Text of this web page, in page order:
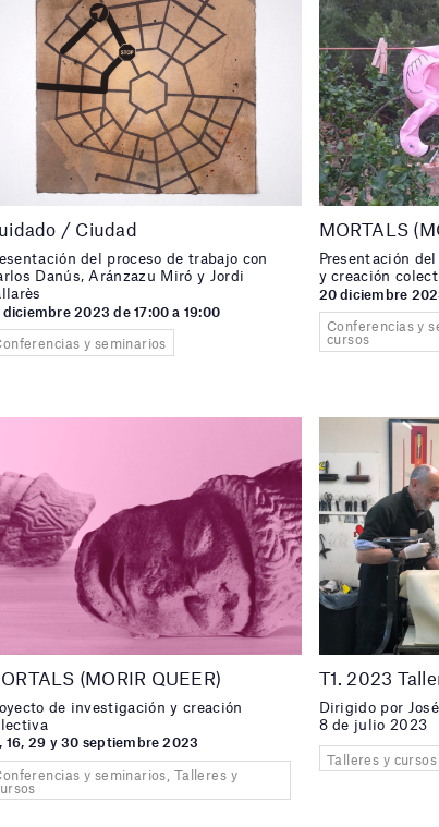
/ Ciudad
del proceso de trabajo con
Danús, Aránzazu Miró y Jordi
diciembre 2023 de 17:00 a 19:00
y seminarios
MORTALS
Presentación
y creación
20 diciembre
Conferencias y
cursos
(MORIR QUEER)
de investigación y creación
16, 29 y 30 septiembre 2023
y seminarios, Talleres y
T1. 2023
Dirigido por
8 de julio 2023
Talleres y cursos